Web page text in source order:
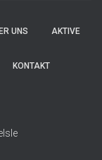
UNS AKTIVE
KONTAKT